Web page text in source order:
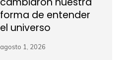
forma de entender
el universo
agosto 1, 2026